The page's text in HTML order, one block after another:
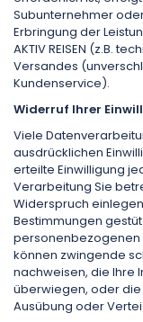
Subunternehmer
Erbringung der
AKTIV REISEN (z.B.
Versandes
Kundenservice).
Widerruf Ihrer
Viele
ausdrücklichen
erteilte Einwilligung
Verarbeitung Sie
Widerspruch
Bestimmungen
personenbezogenen
können zwingende
nachweisen, die Ihre
überwiegen, oder
Ausübung oder